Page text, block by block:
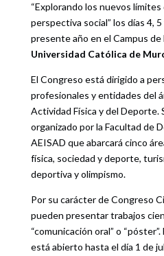
“Explorando los nuevos
perspectiva social” los días 4,
presente año en el Campus de
Universidad Católica de
El Congreso está dirigido a
profesionales y entidades del
Actividad Física y del Deporte.
organizado por la Facultad de
AEISAD que abarcará cinco
física, sociedad y deporte,
deportiva y olimpismo.
Por su carácter de Congreso
pueden presentar trabajos
“comunicación oral” o
está abierto hasta el día 1 de